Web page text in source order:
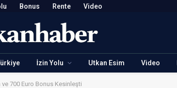
Bonus Rente Video
İzin Yolu Utkan Esim Video
ve 700 Euro Bonus Kesinleşti